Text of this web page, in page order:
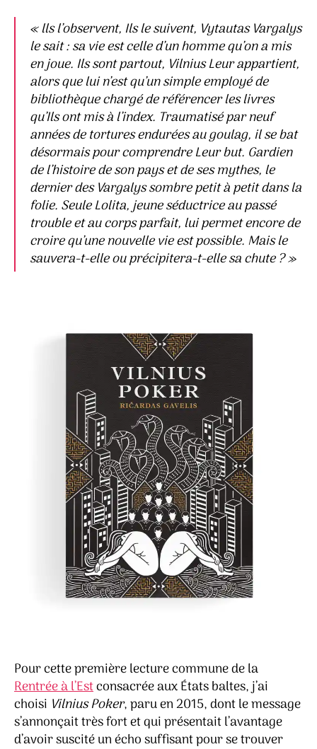
« lls l’observent, Ils le suivent, Vytautas Vargalys
le sait : sa vie est celle d’un homme qu’on a mis
en joue. Ils sont partout, Vilnius Leur appartient,
alors que lui n’est qu’un simple employé de
bibliothèque chargé de référencer les livres
qu’Ils ont mis à l’index. Traumatisé par neuf
années de tortures endurées au goulag, il se bat
désormais pour comprendre Leur but. Gardien
de l’histoire de son pays et de ses mythes, le
dernier des Vargalys sombre petit à petit dans la
folie. Seule Lolita, jeune séductrice au passé
trouble et au corps parfait, lui permet encore de
croire qu’une nouvelle vie est possible. Mais le
sauvera-t-elle ou ­précipitera-t-elle sa chute ? »
Pour cette première lecture commune de la
Rentrée à l’Estconsacrée aux États baltes, j’ai
choisi Vilnius Poker, paru en 2015, dont le message
s’annonçait très fort et qui présentait l’avantage
d’avoir suscité un écho suffisant pour se trouver